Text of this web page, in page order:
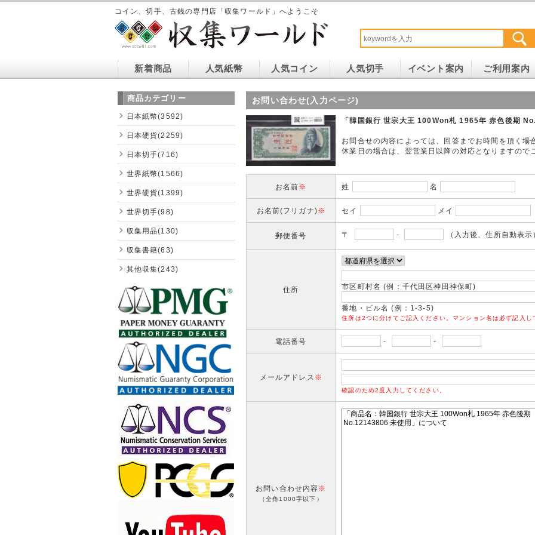
コイン、切手、古銭の専門店「収集ワールド」へようこそ
新着商品 人気紙幣 人気コイン 人気切手 イベント案内 ご利用案内
お問い合わせ(入力ページ)
「韓国銀行 世宗大王 100Won札 1965年 赤色後期
お問合せの内容によっては、回答までお時間を頂く場
休業日の場合は、翌営業日以降の対応となりますので
お名前※ 姓 名
お名前(フリガナ)※ セイ メイ
郵便番号 〒 - （入力後、住所自動表示
住所 市区町村名 (例：千代田区神田神保町)
番地・ビル名 (例：1-3-5)
住所は2つに分けてご記入ください。マンション名は必ず記入し
電話番号 - -
メールアドレス ※
確認のため2度入力してください。
お問い合わせ内容※
（全角1000字以下）
商品カテゴリー
日本紙幣(3592)
日本硬貨(2259)
日本切手(716)
世界紙幣(1566)
世界硬貨(1399)
世界切手(98)
収集用品(130)
収集書籍(63)
其他収集(243)